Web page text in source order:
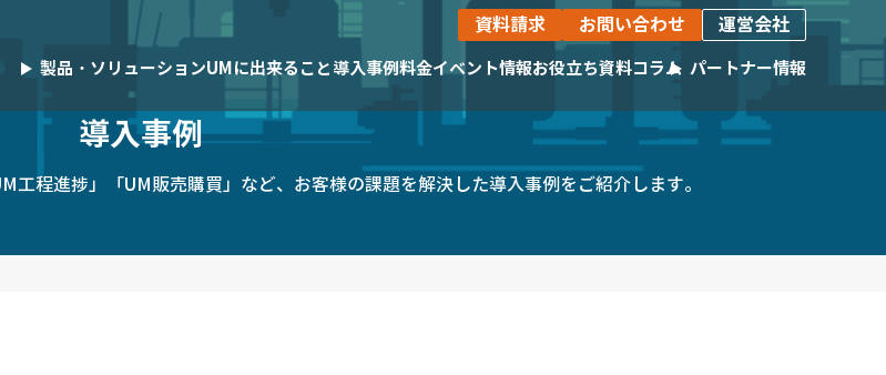
製品・ソリューション
管理システム 作業スケジュール調整ツール 生産計画自動最適化ツール
UMに出来ること 導入事例料金イベント情報お役立ち資料コラム パートナー情報
ー企業と連携
ビジネス成長
パートナー事例
UM SaaS Cloudパートナーでご活躍いただいている企業様をご紹介します。
資料請求 お問い合わせ 運営会社
導入事例
工程進捗」「UM販売購買」など、お客様の課題を解決した導入事例をご紹介します。